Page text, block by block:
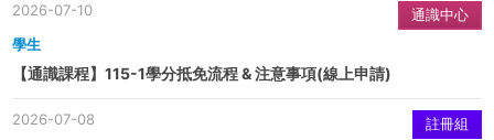
通識中心
學生
2026-07-10
【通識課程】115-1學分抵免流程 & 注意事項(線上申請)
註冊組
2026-07-08